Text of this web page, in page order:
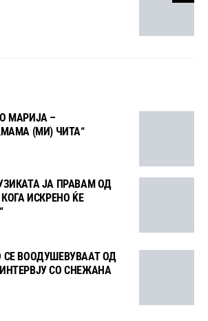
МАРИЈА –
(МИ) ЧИТА“
ЈА ПРАВАМ ОД
ИСКРЕНО ЌЕ
СЕ ВООДУШЕВУВААТ ОД
СО СНЕЖАНА